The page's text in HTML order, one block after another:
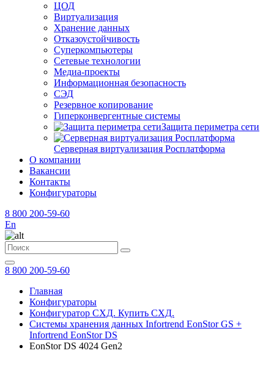
ЦОД
Виртуализация
Хранение данных
Отказоустойчивость
Суперкомпьютеры
Сетевые технологии
Медиа-проекты
Информационная безопасность
СЭД
Резервное копирование
Гиперконвергентные системы
Защита периметра сети
Серверная виртуализация Росплатформа
О компании
Вакансии
Контакты
Конфигураторы
8 800 200-59-60
En
8 800 200-59-60
Главная
Конфигураторы
Конфигуратор СХД. Купить СХД.
Системы хранения данных Infortrend EonStor GS +
Infortrend EonStor DS
EonStor DS 4024 Gen2